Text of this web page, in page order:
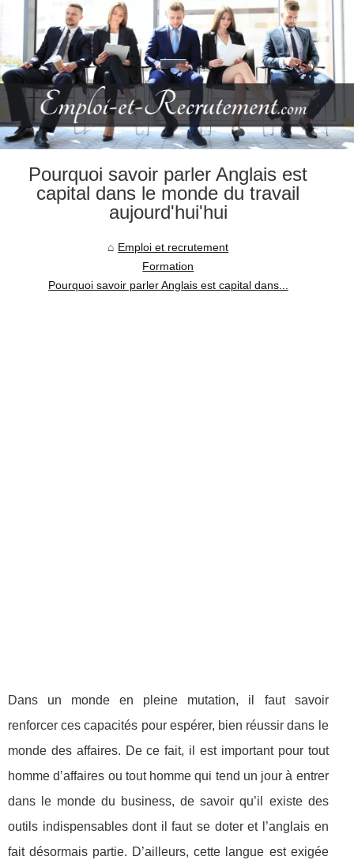
Pourquoi savoir parler Anglais est
capital dans le monde du travail
aujourd'hui'hui
Emploi et recrutement
Formation
Pourquoi savoir parler Anglais est capital dans...
Dans un monde en pleine mutation, il faut savoir
renforcer ces capacités pour espérer, bien réussir dans le
monde des affaires. De ce fait, il est important pour tout
homme d’affaires ou tout homme qui tend un jour à entrer
dans le monde du business, de savoir qu’il existe des
outils indispensables dont il faut se doter et l’anglais en
fait désormais partie. D’ailleurs, cette langue est exigée